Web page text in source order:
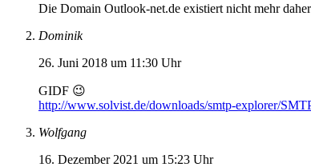
Die Domain Outlook-net.de existiert nicht mehr
Dominik
26. Juni 2018 um 11:30 Uhr
GIDF 😉
http://www.solvist.de/downloads/smtp-explorer/
Wolfgang
16. Dezember 2021 um 15:23 Uhr